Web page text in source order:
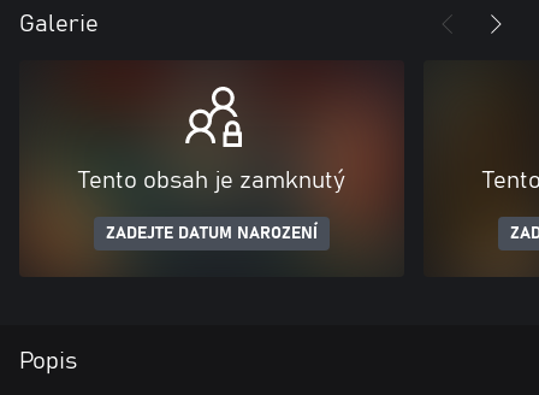
Galerie
Tento obsah je zamknutý
ZADEJTE DATUM NAROZENÍ
Popis